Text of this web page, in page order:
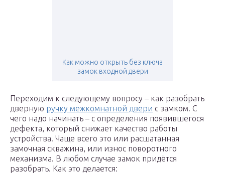
Как можно открыть без ключа
замок входной двери
Переходим к следующему вопросу – как разобрать
дверную ручку межкомнатной двери с замком. С
чего надо начинать – с определения появившегося
дефекта, который снижает качество работы
устройства. Чаще всего это или расшатанная
замочная скважина, или износ поворотного
механизма. В любом случае замок придётся
разобрать. Как это делается: